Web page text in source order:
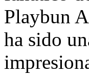
Playbun
ha sido